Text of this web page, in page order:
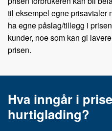
til eksempel egne prisavtaler
ha egne påslag/tillegg i
kunder, noe som kan gi
prisen.
Hva inngår i
hurtiglading?